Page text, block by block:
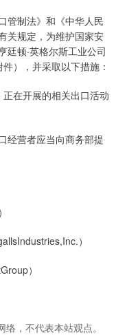
管制法》和《中华人民
关规定，为维护国家安
廷顿·英格尔斯工业公司
），并采取以下措施：
在开展的相关出口活动
经营者应当向商务部提
）
）
，不代表本站观点。